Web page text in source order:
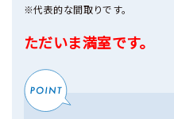
※代表的な間取りです。
ただいま満室です。